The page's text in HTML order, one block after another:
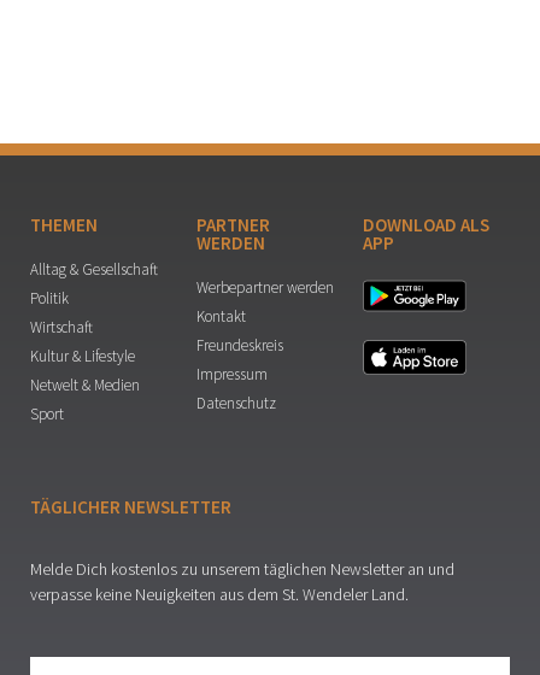
THEMEN
Alltag & Gesellschaft
Politik
Wirtschaft
Kultur & Lifestyle
Netwelt & Medien
Sport
PARTNER
WERDEN
Werbepartner werden
Kontakt
Freundeskreis
Impressum
Datenschutz
DOWNLOAD ALS
APP
TÄGLICHER NEWSLETTER
Melde Dich kostenlos zu unserem täglichen Newsletter an und
verpasse keine Neuigkeiten aus dem St. Wendeler Land.